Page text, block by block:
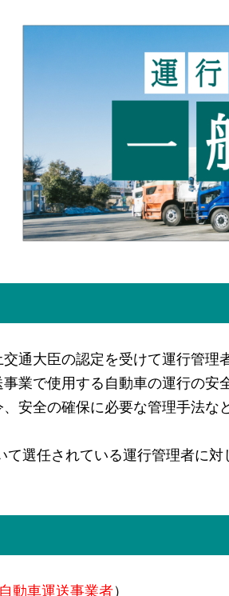
通大臣の認定を受けて運行管理
事業で使用する自動車の運行の
安全の確保に必要な管理手法
て選任されている運行管理者に
動車運送事業者